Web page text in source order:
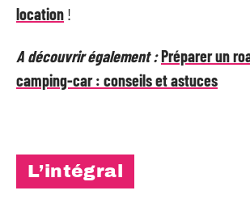
location !
A découvrir également :Préparer un
camping-car : conseils et astuces
L’intégral